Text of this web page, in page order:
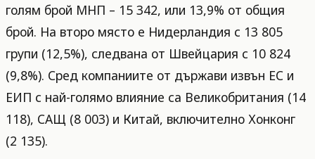
голям брой МНП – 15 342, или 13,9% от общия
брой. На второ място е Нидерландия с 13 805
групи (12,5%), следвана от Швейцария с 10 824
(9,8%). Сред компаниите от държави извън ЕС и
ЕИП с най-голямо влияние са Великобритания (14
118), САЩ (8 003) и Китай, включително Хонконг
(2 135).